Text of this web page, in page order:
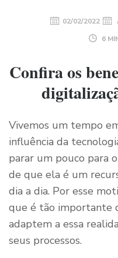
02/02/2022
6
Confira os
Vivemos um tempo
influência da
parar um pouco para
de que ela é um
dia a dia. Por esse
que é tão importante
adaptem a essa
seus processos.